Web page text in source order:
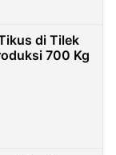
di Tilek
700 Kg